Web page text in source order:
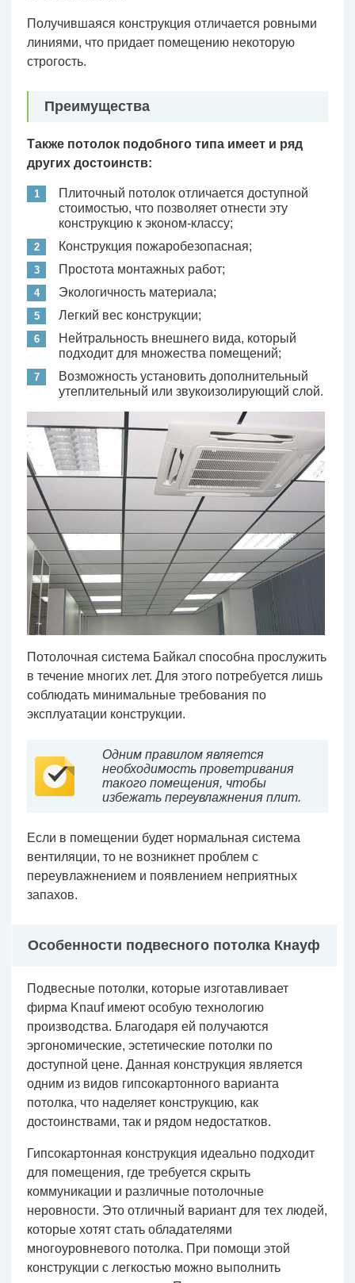
Получившаяся конструкция отличается ровными
линиями, что придает помещению некоторую
строгость.
Преимущества
Также потолок подобного типа имеет и ряд
других достоинств:
Плиточный потолок отличается доступной
стоимостью, что позволяет отнести эту
конструкцию к эконом-классу;
Конструкция пожаробезопасная;
Простота монтажных работ;
Экологичность материала;
Легкий вес конструкции;
Нейтральность внешнего вида, который
подходит для множества помещений;
Возможность установить дополнительный
утеплительный или звукоизолирующий слой.
Потолочная система Байкал способна прослужить
в течение многих лет. Для этого потребуется лишь
соблюдать минимальные требования по
эксплуатации конструкции.
Одним правилом является
необходимость проветривания
такого помещения, чтобы
избежать переувлажнения плит.
Если в помещении будет нормальная система
вентиляции, то не возникнет проблем с
переувлажнением и появлением неприятных
запахов.
Особенности подвесного потолка Кнауф
Подвесные потолки, которые изготавливает
фирма Knauf имеют особую технологию
производства. Благодаря ей получаются
эргономические, эстетические потолки по
доступной цене. Данная конструкция является
одним из видов гипсокартонного варианта
потолка, что наделяет конструкцию, как
достоинствами, так и рядом недостатков.
Гипсокартонная конструкция идеально подходит
для помещения, где требуется скрыть
коммуникации и различные потолочные
неровности. Это отличный вариант для тех людей,
которые хотят стать обладателями
многоуровневого потолка. При помощи этой
конструкции с легкостью можно выполнить